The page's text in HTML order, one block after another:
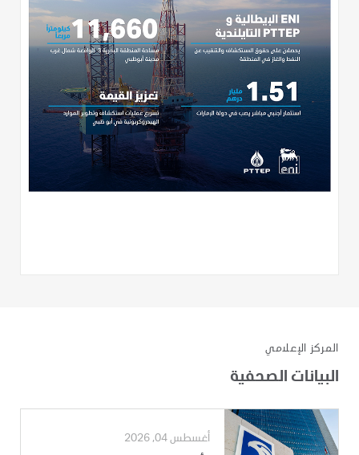
المركز الإعلامي
البيانات الصحفية
أغسطس 04, 2026